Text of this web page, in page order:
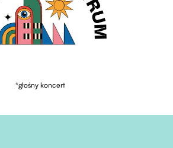
*głośny koncert